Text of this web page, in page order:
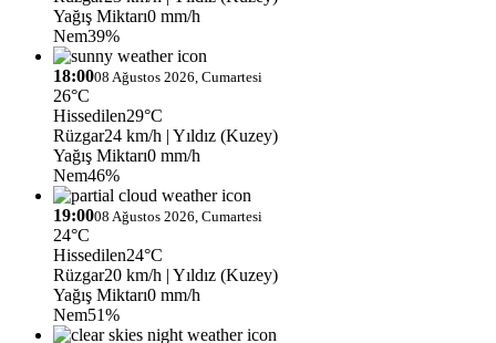
Yağış Miktarı0 mm/h
Nem39%
18:0008 Ağustos 2026, Cumartesi
26°C
Hissedilen29°C
Rüzgar24 km/h | Yıldız (Kuzey)
Yağış Miktarı0 mm/h
Nem46%
19:0008 Ağustos 2026, Cumartesi
24°C
Hissedilen24°C
Rüzgar20 km/h | Yıldız (Kuzey)
Yağış Miktarı0 mm/h
Nem51%